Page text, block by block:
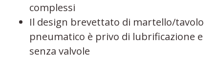
complessi
Il design brevettato di martello/tavolo
pneumatico è privo di lubrificazione e
senza valvole